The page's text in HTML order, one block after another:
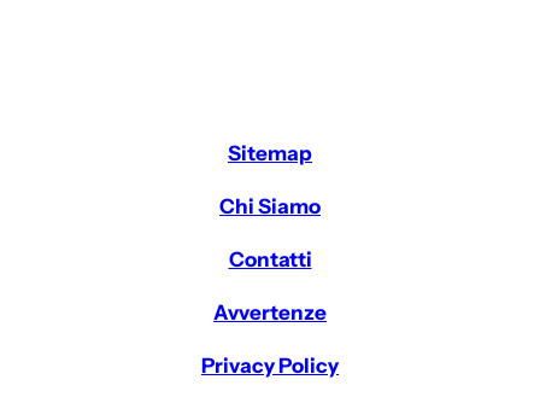
Sitemap
Chi Siamo
Contatti
Avvertenze
Privacy Policy